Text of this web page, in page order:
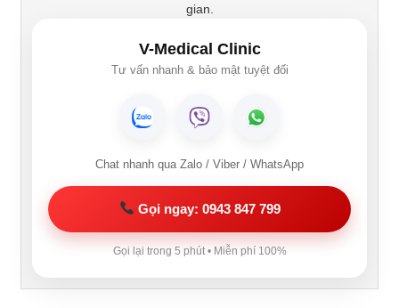
gian.
V-Medical Clinic
Tư vấn nhanh & bảo mật tuyệt đối
Chat nhanh qua Zalo / Viber / WhatsApp
Gọi ngay: 0943 847 799
Gọi lại trong 5 phút • Miễn phí 100%